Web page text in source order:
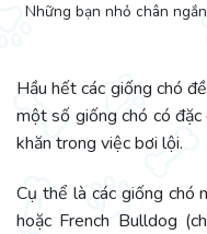
Những bạn nhỏ chân
Hầu hết các giống chó
một số giống chó có
khăn trong việc bơi lội.
Cụ thể là các giống chó
hoặc French Bulldog